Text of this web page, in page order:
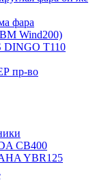
фара
Wind200)
DINGO Т110
пр-во
CB400
YBR125